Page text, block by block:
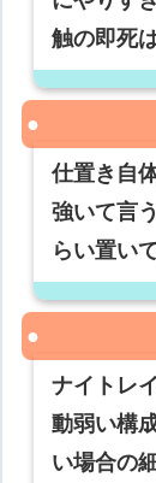
触の即死
仕置き自
強いて言
らい置い
ナイトレ
動弱い構
い場合の